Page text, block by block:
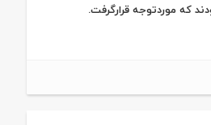
که مورد‌توجه قرارگرفت.